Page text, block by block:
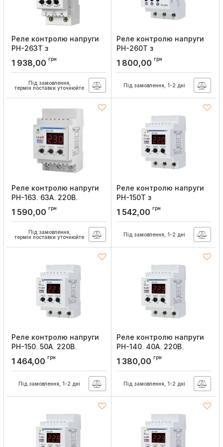
Реле контролю напруги
РН-263Т з
термозахистом, 63А,
220В, Новатек
1 938,00 грн
Під замовлення,
термін поставки уточнюйте
Реле контролю напруги
РН-260Т з
термозахистом, 63А,
220В, Новатек
1 800,00 грн
Під замовлення, 1-2 дні
Реле контролю напруги
РН-163, 63А, 220В,
Артикул:
1 590,00 грн
Під замовлення,
термін поставки уточнюйте
Реле контролю напруги
РН-150Т з
термозахистом, 50А,
220В, Новатек
1 542,00 грн
Під замовлення, 1-2 дні
Реле контролю напруги
РН-150, 50А, 220В,
Артикул:
1 464,00 грн
Під замовлення, 1-2 дні
Реле контролю напруги
РН-140, 40А, 220В,
Артикул:
1 380,00 грн
Під замовлення, 1-2 дні